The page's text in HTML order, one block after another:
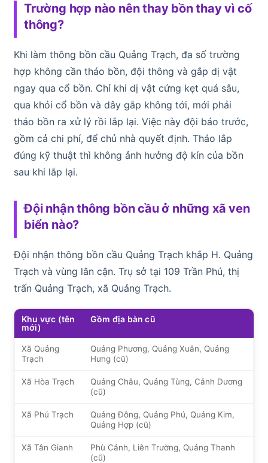
Trường hợp nào nên thay bồn thay vì cố
thông?
Khi làm thông bồn cầu Quảng Trạch, đa số trường
hợp không cần tháo bồn, đội thông và gắp dị vật
ngay qua cổ bồn. Chỉ khi dị vật cứng kẹt quá sâu,
qua khỏi cổ bồn và dây gắp không tới, mới phải
tháo bồn ra xử lý rồi lắp lại. Việc này đội báo trước,
gồm cả chi phí, để chủ nhà quyết định. Tháo lắp
đúng kỹ thuật thì không ảnh hưởng độ kín của bồn
sau khi lắp lại.
Đội nhận thông bồn cầu ở những xã ven
biển nào?
Đội nhận thông bồn cầu Quảng Trạch khắp H. Quảng
Trạch và vùng lân cận. Trụ sở tại 109 Trần Phú, thị
trấn Quảng Trạch, xã Quảng Trạch.
Khu vực (tên
mới)
Gồm địa bàn cũ
Xã Quảng
Trạch
Quảng Phương, Quảng Xuân, Quảng
Hưng (cũ)
Xã Hòa Trạch
Quảng Châu, Quảng Tùng, Cảnh Dương
(cũ)
Xã Phú Trạch
Quảng Đông, Quảng Phú, Quảng Kim,
Quảng Hợp (cũ)
Xã Tân Gianh
Phù Cảnh, Liên Trường, Quảng Thanh
(cũ)